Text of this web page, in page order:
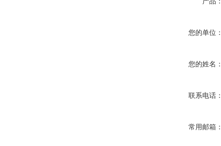
您的单位
您的姓名
联系电话
常用邮箱